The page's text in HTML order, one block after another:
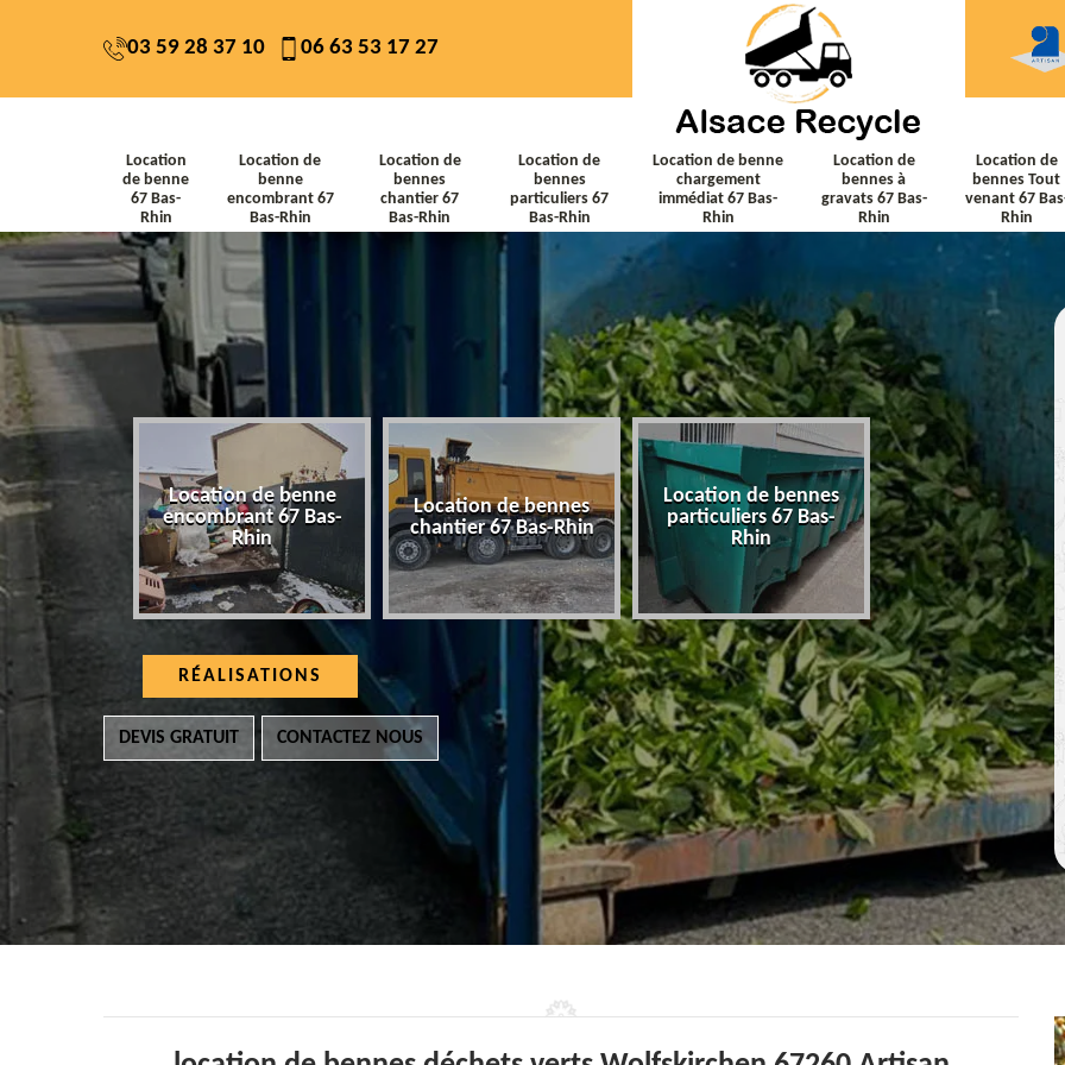
03 59 28 37 10 06 63 53 17 27
Location
de benne
67 Bas-
Rhin
Location de
benne
encombrant 67
Bas-Rhin
Location de
bennes
chantier 67
Bas-Rhin
Location de
bennes
particuliers 67
Bas-Rhin
Location de benne
chargement
immédiat 67 Bas-
Rhin
Location de
bennes à
gravats 67 Bas-
Rhin
Location de
bennes Tout
venant 67
Rhin
benne 67
Location de benne
encombrant 67 Bas-
Rhin
Location de bennes
chantier 67 Bas-Rhin
Location de bennes
particuliers 67 Bas-
Rhin
Location de
chargement
67 Bas-Rhin
RÉALISATIONS
DEVIS GRATUIT CONTACTEZ NOUS